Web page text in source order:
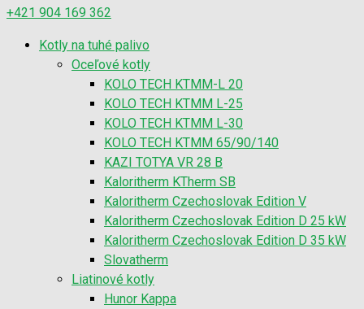
+421 904 169 362
Kotly na tuhé palivo
Oceľové kotly
KOLO TECH KTMM-L 20
KOLO TECH KTMM L-25
KOLO TECH KTMM L-30
KOLO TECH KTMM 65/90/140
KAZI TOTYA VR 28 B
Kaloritherm KTherm SB
Kaloritherm Czechoslovak Edition V
Kaloritherm Czechoslovak Edition D 25 kW
Kaloritherm Czechoslovak Edition D 35 kW
Slovatherm
Liatinové kotly
Hunor Kappa